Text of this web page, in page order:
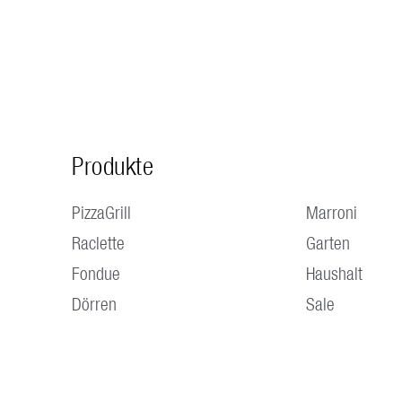
Produkte
PizzaGrill
Raclette
Fondue
Dörren
Marroni
Garten
Haushalt
Sale